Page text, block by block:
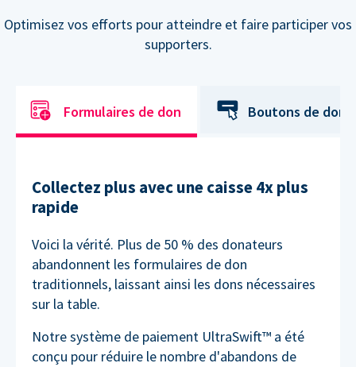
Optimisez vos efforts pour atteindre et faire participer vos
supporters.
Formulaires de don Boutons de don
Collectez plus avec une caisse 4x plus
rapide
Voici la vérité. Plus de 50 % des donateurs
abandonnent les formulaires de don
traditionnels, laissant ainsi les dons nécessaires
sur la table.
Notre système de paiement UltraSwift™ a été
conçu pour réduire le nombre d'abandons de